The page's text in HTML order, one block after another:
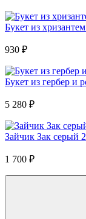
Букет из
930 ₽
Букет из гербер и
5 280 ₽
Зайчик Зак серый
1 700 ₽